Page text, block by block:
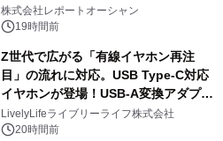
株式会社レポートオーシャン
19時間前
Z世代で広がる「有線イヤホン再注
目」の流れに対応。USB Type-C対応
イヤホンが登場！USB-A変換アダプタ
ー付きでスマホからパソコンまで幅広
く活用可能
LivelyLifeライブリーライフ株式会社
20時間前